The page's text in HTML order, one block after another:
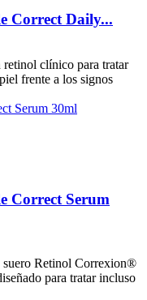
Correct Daily...
clínico para tratar
frente a los signos
Correct Serum
suero Retinol Correxion®
para tratar incluso